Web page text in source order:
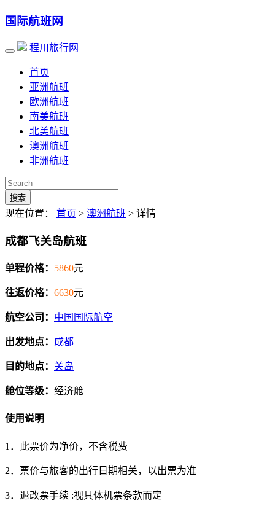
国际航班网
程川旅行网
首页
亚洲航班
欧洲航班
南美航班
北美航班
澳洲航班
非洲航班
搜索
现在位置： 首页 > 澳洲航班 > 详情
成都飞关岛航班
单程价格： 5860元
往返价格： 6630元
航空公司： 中国国际航空
出发地点： 成都
目的地点： 关岛
舱位等级： 经济舱
使用说明
1．此票价为净价，不含税费
2．票价与旅客的出行日期相关，以出票为准
3．退改票手续 :视具体机票条款而定